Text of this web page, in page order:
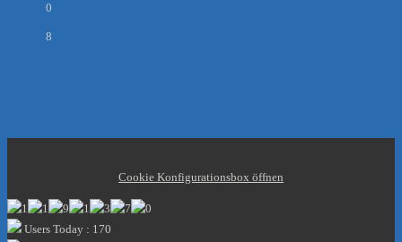
0
8
Cookie Konfigurationsbox öffnen
Users Today : 170